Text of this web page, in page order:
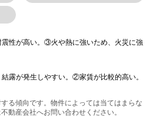
性が高い。③火や熱に強いため、火災に強
露が発生しやすい。②家賃が比較的高い。
る傾向です。物件によっては当てはまらな
動産会社へお問い合わせください。